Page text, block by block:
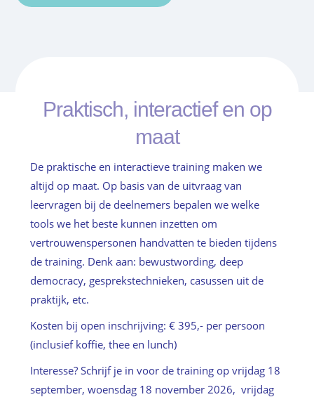
Praktisch, interactief en op
maat
De praktische en interactieve training maken we
altijd op maat. Op basis van de uitvraag van
leervragen bij de deelnemers bepalen we welke
tools we het beste kunnen inzetten om
vertrouwenspersonen handvatten te bieden tijdens
de training. Denk aan: bewustwording, deep
democracy, gesprekstechnieken, casussen uit de
praktijk, etc.
Kosten bij open inschrijving: € 395,- per persoon
(inclusief koffie, thee en lunch)
Interesse? Schrijf je in voor de training op vrijdag 18
september, woensdag 18 november 2026, vrijdag